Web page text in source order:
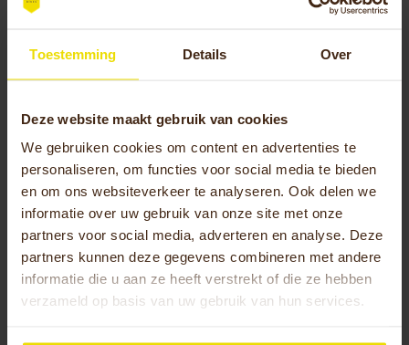
Toestemming Details Over
Deze website maakt gebruik van cookies
We gebruiken cookies om content en advertenties te
personaliseren, om functies voor social media te bieden
en om ons websiteverkeer te analyseren. Ook delen we
informatie over uw gebruik van onze site met onze
partners voor social media, adverteren en analyse. Deze
partners kunnen deze gegevens combineren met andere
informatie die u aan ze heeft verstrekt of die ze hebben
verzameld op basis van uw gebruik van hun services.
gebruik van interne serverruimte voor de opslag
onderdeel van uitmaken. Jouw persoonsgegevens
worden om die reden aan onze provider van
van een mailing dienst, worden jouw
persoonsgegevens tot slot doorgegeven aan de
aanbieder van deze dienst.
Voor wat betreft de sollicitanten & (oud)
medewerkers
Het is mogelijk dat wij jouw persoonsgegevens
doorgeven aan andere partijen. Deze andere
partijen kunnen overheidsorganen zijn, maar ook